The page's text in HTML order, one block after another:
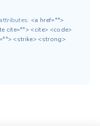
attributes:<a href="">
cite=""> <cite> <code>
<strike> <strong>